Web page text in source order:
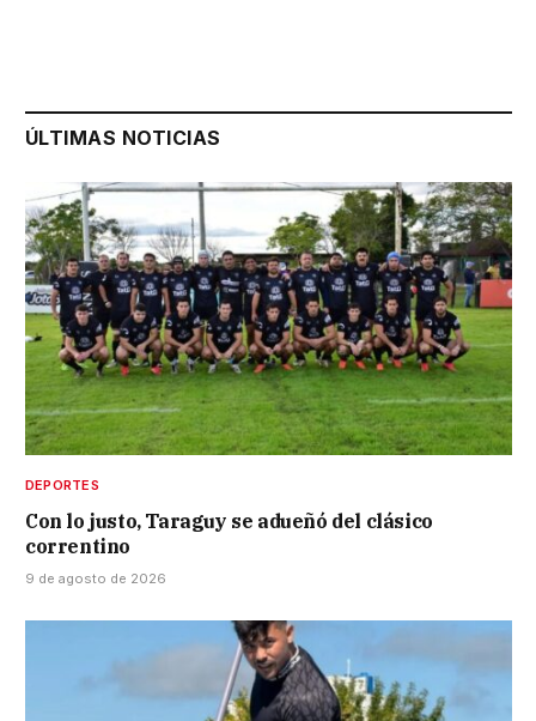
ÚLTIMAS NOTICIAS
DEPORTES
Con lo justo, Taraguy se adueñó del clásico
correntino
9 de agosto de 2026